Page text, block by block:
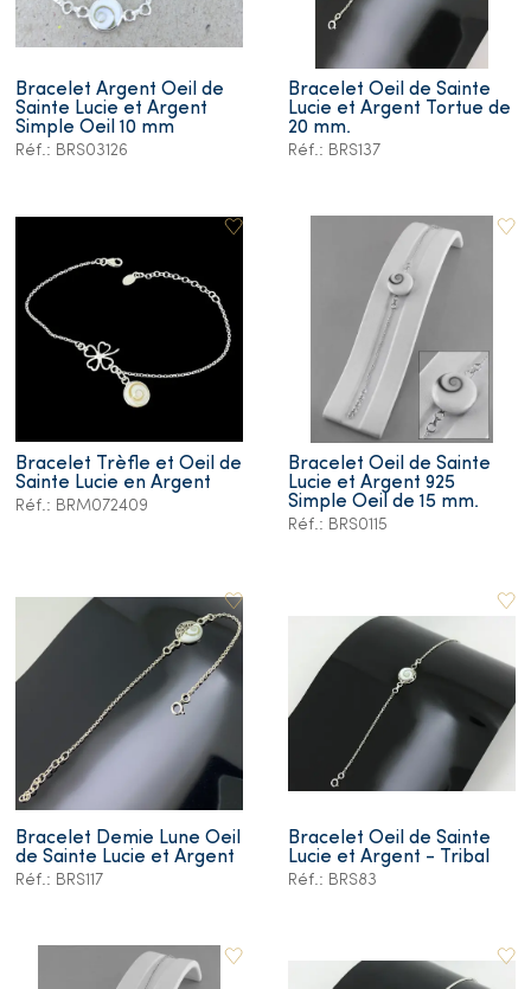
Bracelet Argent Oeil de
Sainte Lucie et Argent
Simple Oeil 10 mm
Réf.: BRS03126
Bracelet Oeil de Sainte
Lucie et Argent Tortue de
20 mm.
Réf.: BRS137
Bracelet Trèfle et Oeil de
Sainte Lucie en Argent
Réf.: BRM072409
Bracelet Oeil de Sainte
Lucie et Argent 925
Simple Oeil de 15 mm.
Réf.: BRS0115
Bracelet Demie Lune Oeil
de Sainte Lucie et Argent
Réf.: BRS117
Bracelet Oeil de Sainte
Lucie et Argent - Tribal
Réf.: BRS83